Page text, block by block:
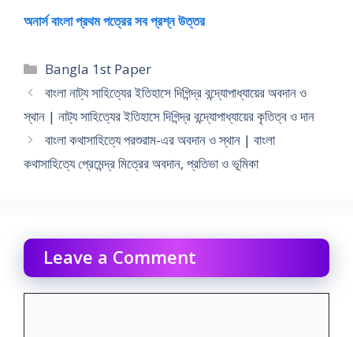
অনার্স বাংলা প্রথম পত্রের সব প্রশ্ন উত্তর
Categories
Bangla 1st Paper
বাংলা নাট্য সাহিত্যের ইতিহাসে দিগিন্দ্র বন্দ্যোপাধ্যায়ের অবদান ও
স্থান | নাট্য সাহিত্যের ইতিহাসে দিগিন্দ্র বন্দ্যোপাধ্যায়ের কৃতিত্ব ও দান
বাংলা কথাসাহিত্যে পরশুরাম-এর অবদান ও স্থান | বাংলা
কথাসাহিত্যে প্রেমেন্দ্র মিত্রের অবদান, প্রতিভা ও ভূমিকা
Leave a Comment